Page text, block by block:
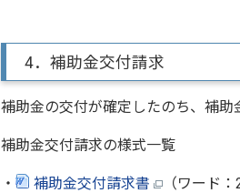
4．補助金交付請求
補助金の交付が確定したのち、補助
補助金交付請求の様式一覧
・ 補助金交付請求書 （ワード